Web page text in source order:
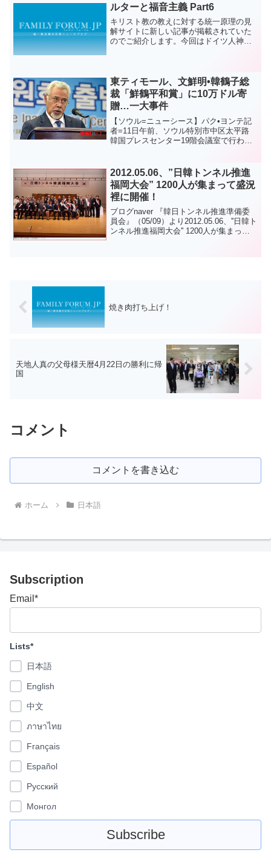
を受け取られました...
ルターと福音主義 Part6
キリスト教の教えに対する統一原理の見
解サイトに新しい記事が掲載されていた
のでご紹介します。今回はドイツ人神学
東ティモール、文鮮明•韓鶴子総
裁「鮮鶴平和賞」に10万ドル寄
贈…一大事件
【ソウル=ニューシース】パク•ヨンテ記
者=11日午前、ソウル特別市中区太平路
韓国プレスセンター19階会議室で行われ
相。 2014.08.11。【ソウル=ニューシー
ス】...
2012.05.06、”日韓トンネル推進
福岡大会” 1200人が集まって盛況
裡に開催！
ブログnaver 『韓日トンネル推進準備委
員会』（05/09）より2012.05.06、''日韓ト
ンネル推進福岡大会'' 1200人が集まって
焼き肉打ち上げ！
天地人真の父母様天暦4月22日の勝利に帰
国
コメント
コメントを書き込む
ホーム 日本語
Subscription
Email*
Lists*
日本語
English
中文
ภาษาไทย
Français
Español
Pусский
Монгол